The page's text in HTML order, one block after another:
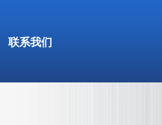
联系我们